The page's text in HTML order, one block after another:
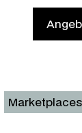
Marketplaces